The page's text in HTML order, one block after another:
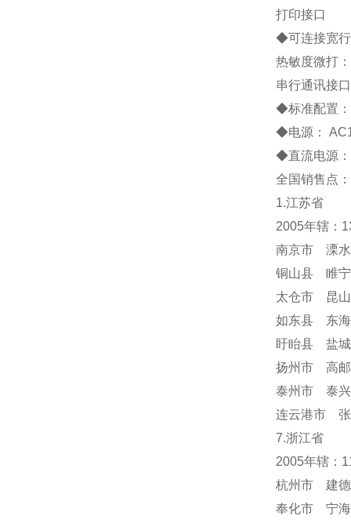
打印接口
◆可连接宽
热敏度微打：
串行通讯接口
◆标准配置
◆电源：
◆直流电源
全国销售点：
1.江苏省
2005年辖：
南京市 溧
铜山县 睢
太仓市 昆
如东县 东
盱眙县 盐
扬州市 高
泰州市 泰
连云港市 张
7.浙江省
2005年辖：
杭州市 建
奉化市 宁